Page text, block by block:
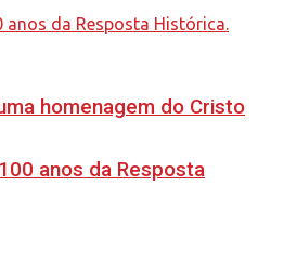
homenagem do Cristo
anos da Resposta